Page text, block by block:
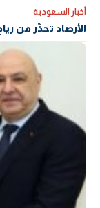
أخبار السعودية
الأرصاد تحذّر من